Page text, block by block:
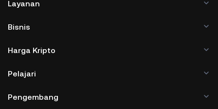
Layanan
Bisnis
Harga Kripto
Pelajari
Pengembang